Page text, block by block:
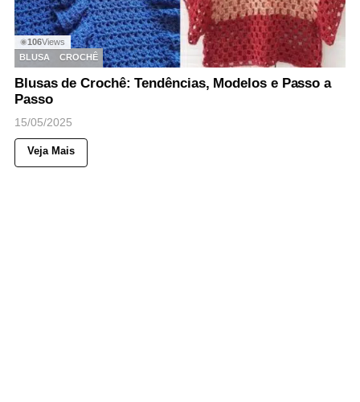
◉106Views
BLUSA
CROCHÊ
Blusas de Crochê: Tendências, Modelos e Passo a
Passo
15/05/2025
Veja Mais